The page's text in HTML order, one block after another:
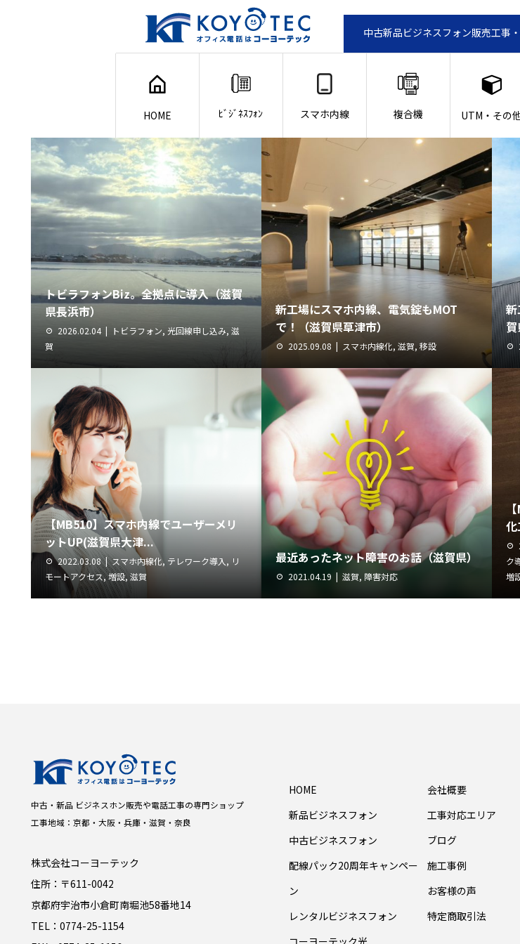
中古新品ビジネスフォン販売工事
HOME ﾋﾞｼﾞﾈｽﾌｫﾝ スマホ内線 複合機 UTM・その
トビラフォンBiz。全拠点に導入（滋賀
県長浜市）
2026.02.04 トビラフォン, 光回線申し込み, 滋
賀
新工場にスマホ内線、電気錠もMOT
で！（滋賀県草津市）
2025.09.08 スマホ内線化, 滋賀, 移設
【MB510】スマホ内線でユーザーメリ
ットUP(滋賀県大津...
2022.03.08 スマホ内線化, テレワーク導入 , リ
モートアクセス,増設, 滋賀
最近あったネット障害のお話（滋賀県）
2021.04.19 滋賀, 障害対応
ク
増
中古・新品 ビジネスホン販売や電話工事の専門ショップ
工事地域：京都・大阪・兵庫・滋賀・奈良
株式会社コーヨーテック
住所：〒611-0042
京都府宇治市小倉町南堀池58番地14
TEL：0774-25-1154
HOME
新品ビジネスフォン
中古ビジネスフォン
配線パック20周年キャンペー
ン
レンタルビジネスフォン
会社概要
工事対応エリア
ブログ
施工事例
お客様の声
特定商取引法